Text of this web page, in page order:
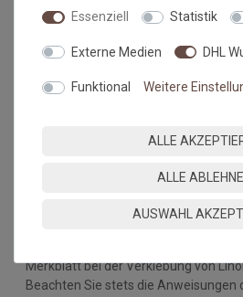
erfolgen. Dies ist frühestens nach 24
Klebstoffreste am besten sofort mit
können mit Cleaner L91 entfernt
Luftfeuchte verarbeiten. In der
gleichmäßig zu temperieren.
Merkblatt bei der Verklebung von
Beachten Sie stets die Anweisungen
Essenziell Statistik
Externe Medien DHL
Funktional Weitere
ALLE
ALLE
AUSWAHL